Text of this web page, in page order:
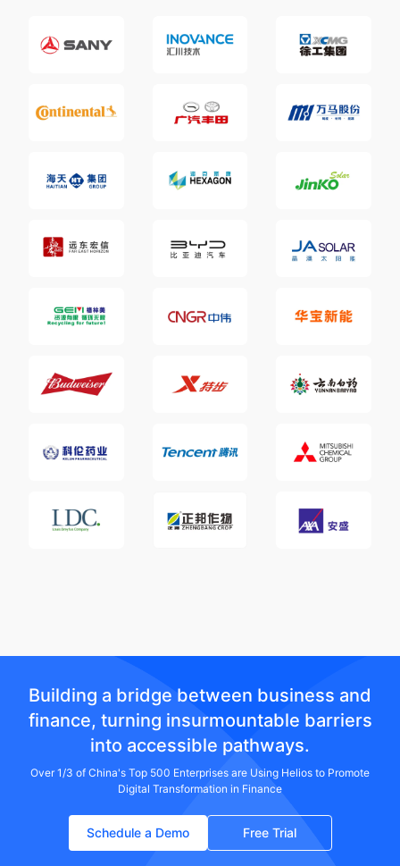
Building a bridge between business and
finance, turning insurmountable barriers
into accessible pathways.
Over 1/3 of China's Top 500 Enterprises are Using Helios to Promote
Digital Transformation in Finance
Schedule a Demo Free Trial